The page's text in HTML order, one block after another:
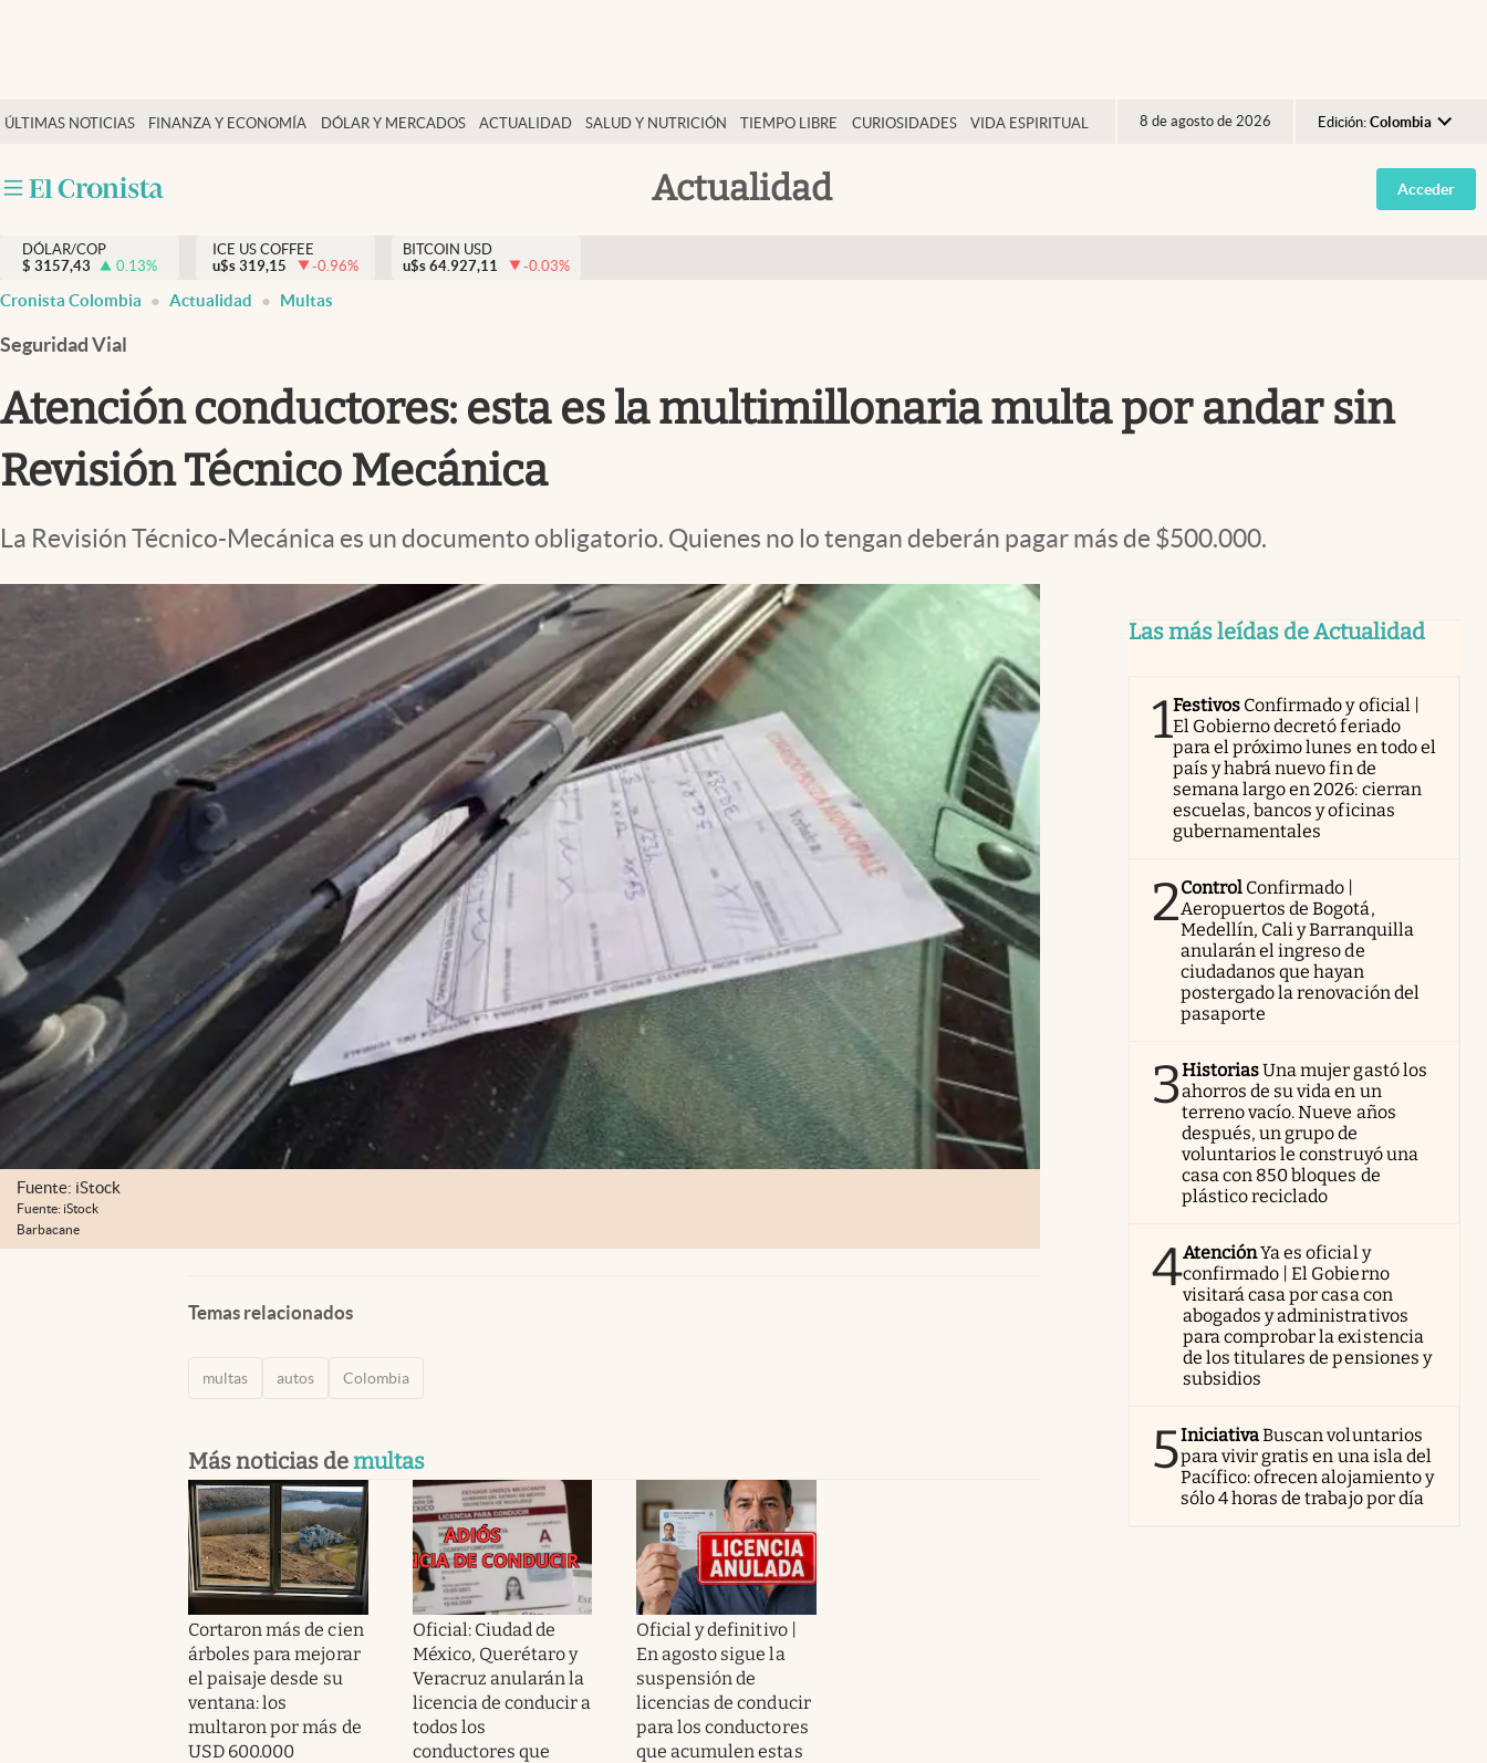
ÚLTIMAS NOTICIAS FINANZA Y ECONOMÍA DÓLAR Y MERCADOS ACTUALIDAD SALUD Y NUTRICIÓN TIEMPO LIBRE CURIOSIDADES VIDA ESPIRITUAL 8 de agosto de 2026 Edición: Colombia
Argentina
España
Actualidad
Salud y nutrición
Tiempo libre
Dólar y mercados
Curiosidades
Acceder
DÓLAR/COP
$ 3157,43 0.13%
ICE US COFFEE
u$s 319,15 -0.96%
BITCOIN USD
u$s 64.927,11 -0.03%
Cronista Colombia Actualidad Multas
Seguridad Vial
Atención conductores: esta es la multimillonaria multa por andar sin
Revisión Técnico Mecánica
La Revisión Técnico-Mecánica es un documento obligatorio. Quienes no lo tengan deberán pagar más de $500.000.
Fuente: iStock
Fuente: iStock
Barbacane
Temas relacionados
multas autos Colombia
Más noticias demultas
Cortaron más de cien
árboles para mejorar
el paisaje desde su
ventana: los
multaron por más de
USD 600.000
Oficial: Ciudad de
México, Querétaro y
Veracruz anularán la
licencia de conducir a
todos los
conductores que
Oficial y definitivo |
En agosto sigue la
suspensión de
licencias de conducir
para los conductores
que acumulen estas
Las más leídas de Actualidad
1Festivos Confirmado y oficial |
El Gobierno decretó feriado
para el próximo lunes en todo el
país y habrá nuevo fin de
semana largo en 2026: cierran
escuelas, bancos y oficinas
gubernamentales
2Control Confirmado |
Aeropuertos de Bogotá,
Medellín, Cali y Barranquilla
anularán el ingreso de
ciudadanos que hayan
postergado la renovación del
pasaporte
3HistoriasUna mujer gastó los
ahorros de su vida en un
terreno vacío. Nueve años
después, un grupo de
voluntarios le construyó una
casa con 850 bloques de
plástico reciclado
4AtenciónYa es oficial y
confirmado | El Gobierno
visitará casa por casa con
abogados y administrativos
para comprobar la existencia
de los titulares de pensiones y
subsidios
5IniciativaBuscan voluntarios
para vivir gratis en una isla del
Pacífico: ofrecen alojamiento y
sólo 4 horas de trabajo por día